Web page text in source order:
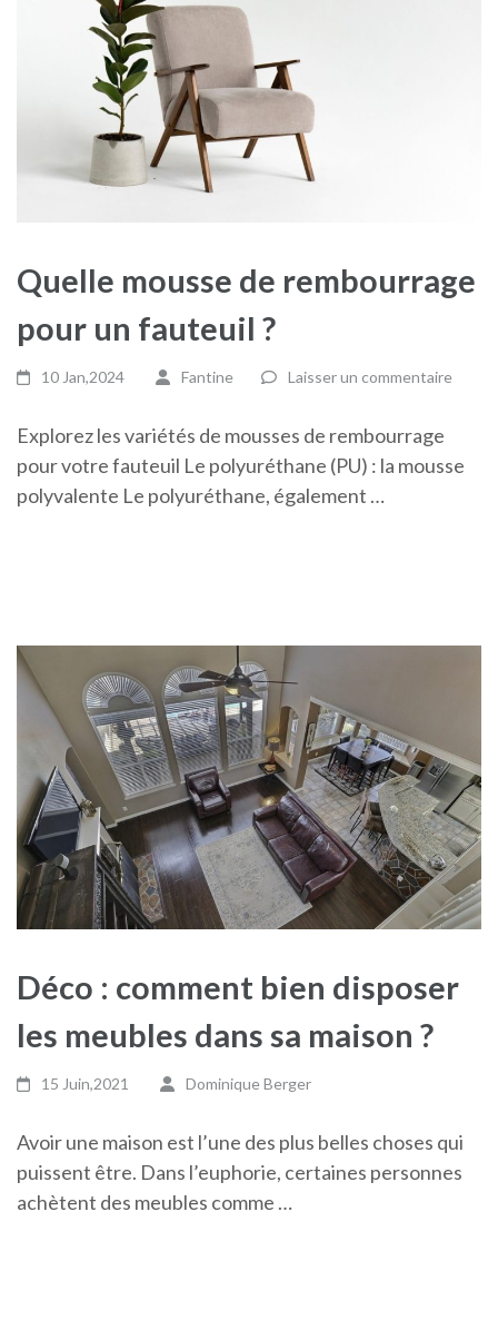
Quelle mousse de rembourrage
pour un fauteuil ?
10 Jan,2024 Fantine Laisser un commentaire
Explorez les variétés de mousses de rembourrage
pour votre fauteuil Le polyuréthane (PU) : la mousse
polyvalente Le polyuréthane, également …
Déco : comment bien disposer
les meubles dans sa maison ?
15 Juin,2021 Dominique Berger
Avoir une maison est l’une des plus belles choses qui
puissent être. Dans l’euphorie, certaines personnes
achètent des meubles comme …